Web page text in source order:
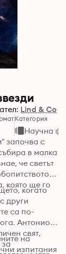
Lind & Co
Категория
Научна
започва с
в малка
че светът
която ще го
когато
други
са по-
Антонио
свят,
на
изпитания